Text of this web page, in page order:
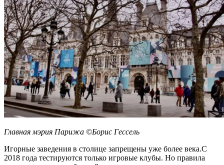
Главная мэрия Парижа ©Борис Гессель
Игорные заведения в столице запрещены уже более века.С
2018 года тестируются только игровые клубы. Но правила